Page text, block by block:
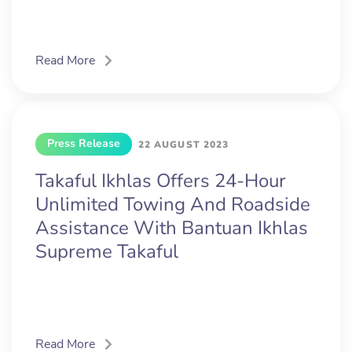
Read More
Press Release 22 AUGUST 2023
Takaful Ikhlas Offers 24-Hour
Unlimited Towing And Roadside
Assistance With Bantuan Ikhlas
Supreme Takaful
Read More